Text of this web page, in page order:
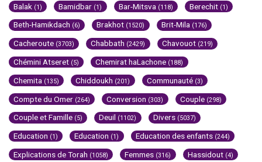
Balak (1) Bamidbar (1) Bar-Mitsva (118) Berechit (1)
Beth-Hamikdach (6) Brakhot (1520) Brit-Mila (176)
Cacheroute (3703) Chabbath (2429) Chavouot (219)
Chémini Atseret (5) Chemirat haLachone (188)
Chemita (135) Chiddoukh (201) Communauté (3)
Compte du Omer (264) Conversion (303) Couple (298)
Couple et Famille (5) Deuil (1102) Divers (5037)
Education (1) Education (1) Education des enfants (244)
Explications de Torah (1058) Femmes (316) Hassidout (4)